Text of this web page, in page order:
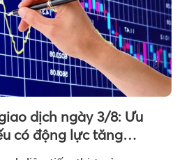
dịch ngày 3/8: Ưu
có động lực tăng